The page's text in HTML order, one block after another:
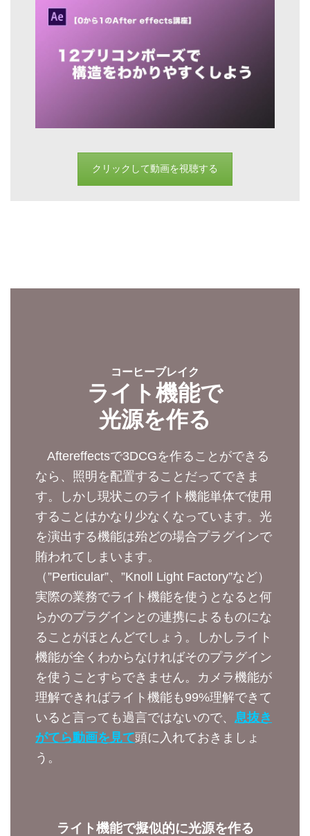
クリックして動画を視聴する
コーヒーブレイク
ライト機能で
光源を作る
Aftereffectsで3DCGを作ることができる
なら、照明を配置することだってできま
す。しかし現状このライト機能単体で使用
することはかなり少なくなっています。光
を演出する機能は殆どの場合プラグインで
賄われてしまいます。
（”Perticular”、”Knoll Light Factory”など）
実際の業務でライト機能を使うとなると何
らかのプラグインとの連携によるものにな
ることがほとんどでしょう。しかしライト
機能が全くわからなければそのプラグイン
を使うことすらできません。カメラ機能が
理解できればライト機能も99%理解できて
いると言っても過言ではないので、 息抜き
がてら動画を見て頭に入れておきましょ
う。
ライト機能で擬似的に光源を作る